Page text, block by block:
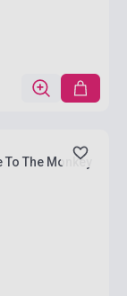
The Monkey